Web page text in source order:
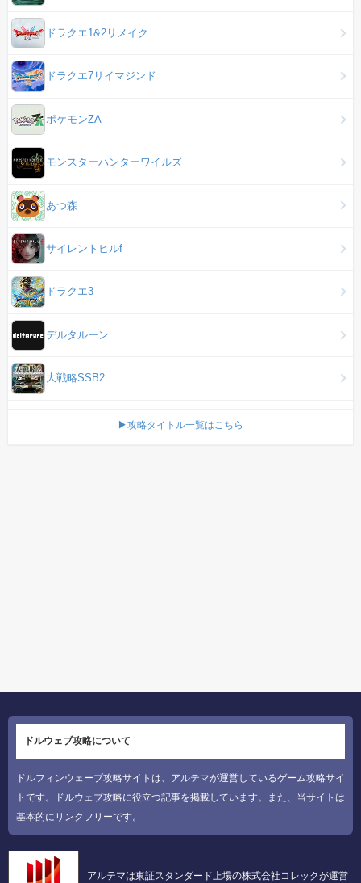
ドラクエ1&2リメイク
ドラクエ7リイマジンド
ポケモンZA
モンスターハンターワイルズ
あつ森
サイレントヒルf
ドラクエ3
デルタルーン
大戦略SSB2
▶攻略タイトル一覧はこちら
ドルウェブ攻略について
ドルフィンウェーブ攻略サイトは、アルテマが運営しているゲーム攻略サイ
トです。ドルウェブ攻略に役立つ記事を掲載しています。また、当サイトは
基本的にリンクフリーです。
アルテマは東証スタンダード上場の株式会社コレックが運営